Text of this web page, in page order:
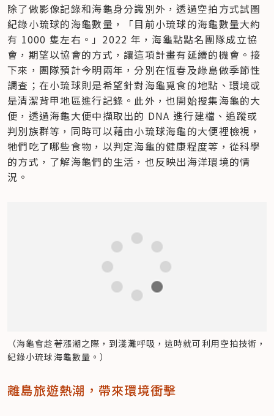
除了做影像記錄和海龜身分識別外，透過空拍方式試圖
紀錄小琉球的海龜數量，「目前小琉球的海龜數量大約
有 1000 隻左右。」2022 年，海龜點點名團隊成立協
會，期望以協會的方式，讓這項計畫有延續的機會。接
下來，團隊預計今明兩年，分別在恆春及綠島做季節性
調查；在小琉球則是希望針對海龜覓食的地點、環境或
是清潔背甲地區進行記錄。此外，也開始搜集海龜的大
便，透過海龜大便中擷取出的 DNA 進行建檔、追蹤或
判別族群等，同時可以藉由小琉球海龜的大便裡檢視，
牠們吃了哪些食物，以判定海龜的健康程度等，從科學
的方式，了解海龜們的生活，也反映出海洋環境的情
況。
（海龜會趁著漲潮之際，到淺灘呼吸，這時就可利用空拍技術，
紀錄小琉球海龜數量。）
離島旅遊熱潮，帶來環境衝擊